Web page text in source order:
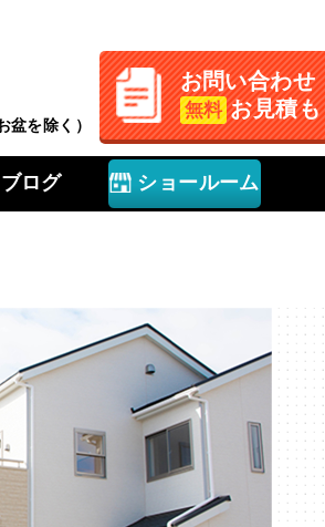
を除く）
お問い合わせ
無料 お見積も
ブログ ショールーム